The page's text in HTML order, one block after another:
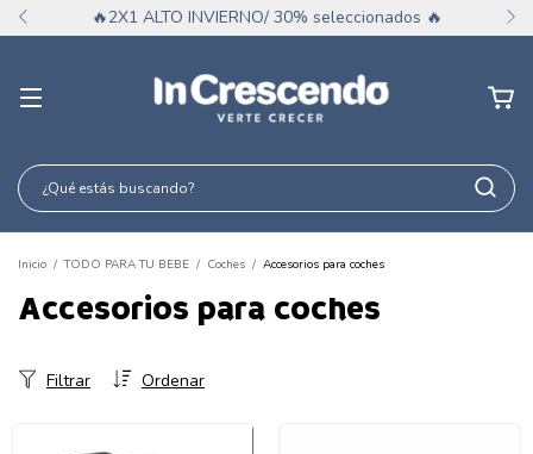
🔥2X1 ALTO INVIERNO/ 30% seleccionados 🔥
Inicio / TODO PARA TU BEBE / Coches / Accesorios para coches
Accesorios para coches
Ordenar
Filtrar